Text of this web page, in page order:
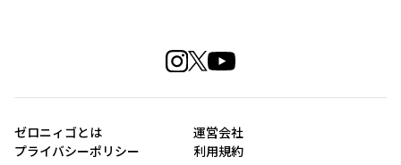
ゼロニィゴとは
運営会社
プライバシーポリシー
利用規約